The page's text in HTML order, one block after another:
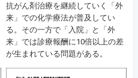
抗がん剤治療を継続していく「外
来」での化学療法が普及してい
る。その一方で「入院」と「外
来」では診療報酬に10倍以上の差
が生まれている問題がある。